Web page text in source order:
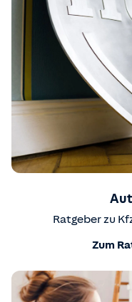
Ratgeber zu
Zum